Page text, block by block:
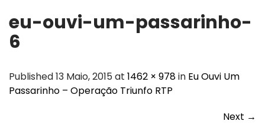
eu-ouvi-um-passarinho-
6
Published 13 Maio, 2015 at 1462 × 978in Eu Ouvi Um
Passarinho – Operação Triunfo RTP
Next →